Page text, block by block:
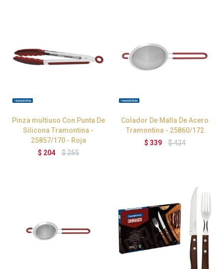
Pinza multiuso Con Punta De
Silicona Tramontina -
25857/170 - Roja
$ 204 $255
Colador De Malla De Acero
Tramontina - 25860/172
$ 339 $424